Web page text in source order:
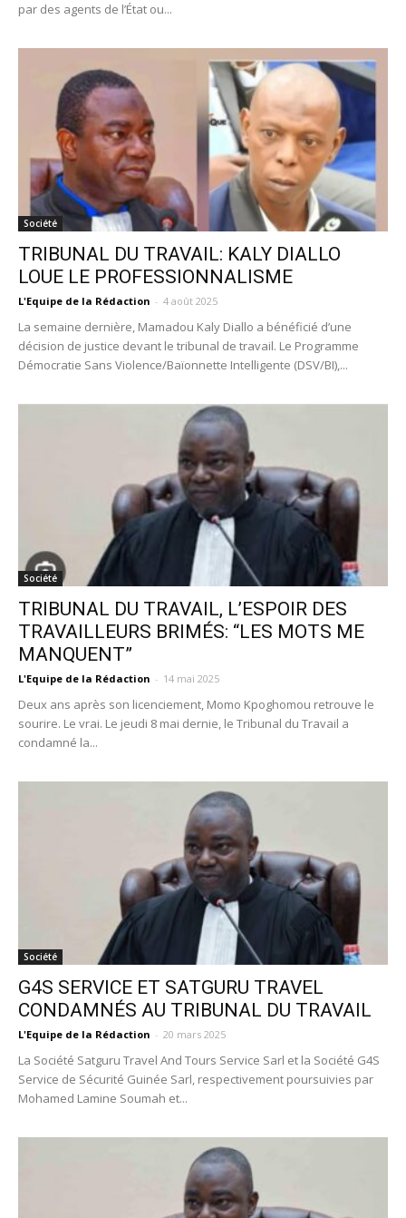
par des agents de l’État ou...
Société
TRIBUNAL DU TRAVAIL: KALY DIALLO
LOUE LE PROFESSIONNALISME
L'Equipe de la Rédaction - 4 août 2025
La semaine dernière, Mamadou Kaly Diallo a bénéficié d’une
décision de justice devant le tribunal de travail. Le Programme
Démocratie Sans Violence/Baïonnette Intelligente (DSV/BI),...
Société
TRIBUNAL DU TRAVAIL, L’ESPOIR DES
TRAVAILLEURS BRIMÉS: “LES MOTS ME
MANQUENT”
L'Equipe de la Rédaction - 14 mai 2025
Deux ans après son licenciement, Momo Kpoghomou retrouve le
sourire. Le vrai. Le jeudi 8 mai dernie, le Tribunal du Travail a
condamné la...
Société
G4S SERVICE ET SATGURU TRAVEL
CONDAMNÉS AU TRIBUNAL DU TRAVAIL
L'Equipe de la Rédaction - 20 mars 2025
La Société Satguru Travel And Tours Service Sarl et la Société G4S
Service de Sécurité Guinée Sarl, respectivement poursuivies par
Mohamed Lamine Soumah et...